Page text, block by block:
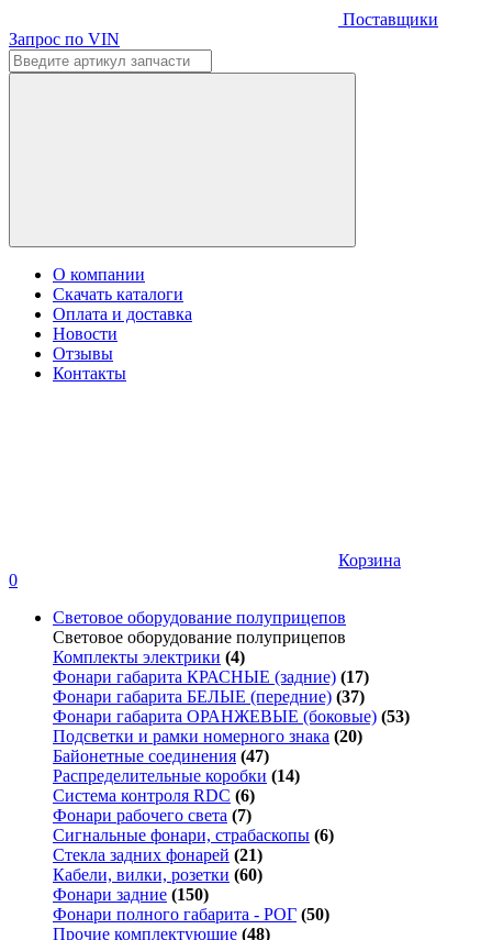
Поставщики
Запрос по VIN
О компании
Скачать каталоги
Оплата и доставка
Новости
Отзывы
Контакты
Корзина
0
Световое оборудование полуприцепов
Световое оборудование полуприцепов
Комплекты электрики (4)
Фонари габарита КРАСНЫЕ (задние) (17)
Фонари габарита БЕЛЫЕ (передние) (37)
Фонари габарита ОРАНЖЕВЫЕ (боковые) (53)
Подсветки и рамки номерного знака (20)
Байонетные соединения (47)
Распределительные коробки (14)
Система контроля RDC (6)
Фонари рабочего света (7)
Сигнальные фонари, страбаскопы (6)
Стекла задних фонарей (21)
Кабели, вилки, розетки (60)
Фонари задние (150)
Фонари полного габарита - РОГ (50)
Прочие комплектующие (48)